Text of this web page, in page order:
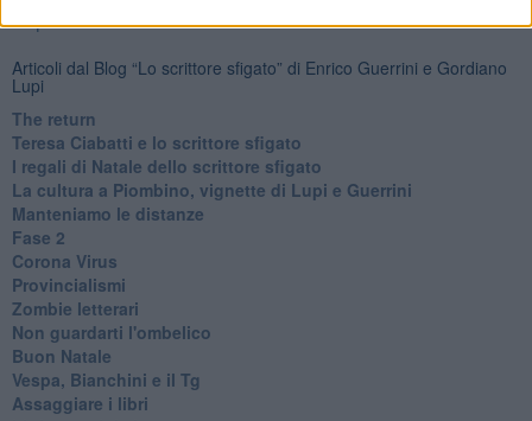
Ti potrebbe interessare anche:
Articoli dal Blog “Lo scrittore sfigato” di Enrico Guerrini e Gordiano
Lupi
The return
Teresa Ciabatti e lo scrittore sfigato
I regali di Natale dello scrittore sfigato
La cultura a Piombino, vignette di Lupi e Guerrini
Manteniamo le distanze
Fase 2
Corona Virus
Provincialismi
Zombie letterari
Non guardarti l'ombelico
Buon Natale
Vespa, Bianchini e il Tg
Assaggiare i libri